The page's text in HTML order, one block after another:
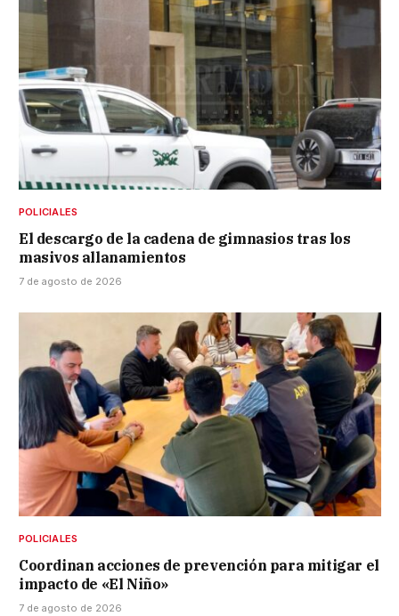
POLICIALES
El descargo de la cadena de gimnasios tras los
masivos allanamientos
7 de agosto de 2026
POLICIALES
Coordinan acciones de prevención para mitigar el
impacto de «El Niño»
7 de agosto de 2026